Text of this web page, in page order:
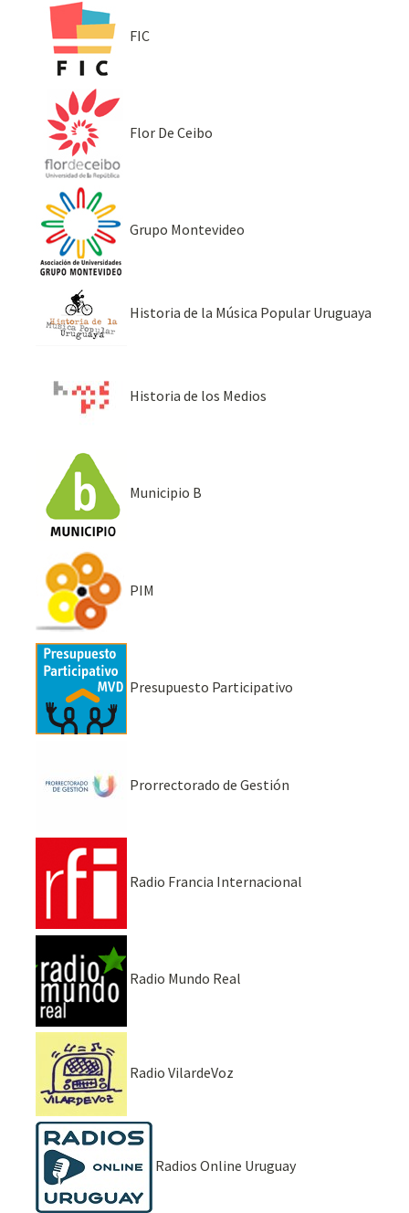
FIC
Flor De Ceibo
Grupo Montevideo
Historia de la Música Popular Uruguaya
Historia de los Medios
Municipio B
PIM
Presupuesto Participativo
Prorrectorado de Gestión
Radio Francia Internacional
Radio Mundo Real
Radio VilardeVoz
Radios Online Uruguay